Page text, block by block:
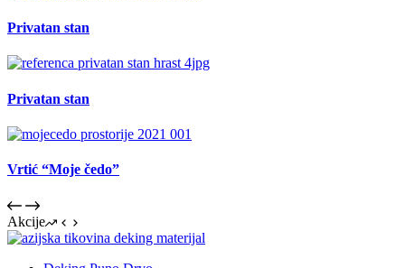
Privatan stan
Privatan stan
Vrtić “Moje čedo”
Akcije